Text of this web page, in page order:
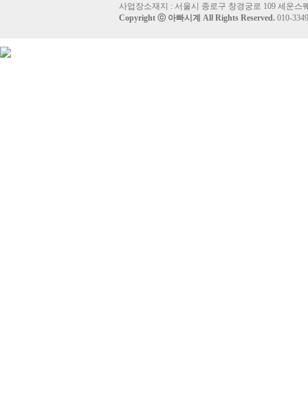
사업장소재지 : 서울시 종로구 창경궁로 109 세운스
Copyright ⓒ 아빠시계 All Rights Reserved. 010-